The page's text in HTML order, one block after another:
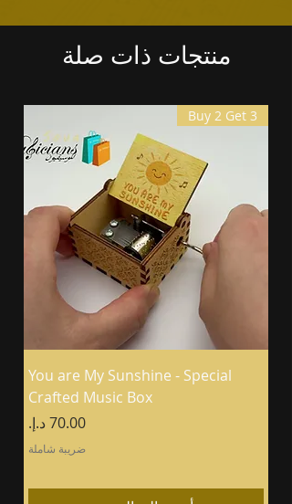
منتجات ذات صلة
Buy 2 Get 3
You are My Sunshine - Special
Crafted Music Box
السعر
ضريبة شاملة